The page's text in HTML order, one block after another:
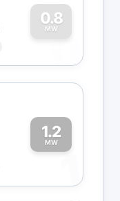
0.8
MW
0
1.2
MW
1